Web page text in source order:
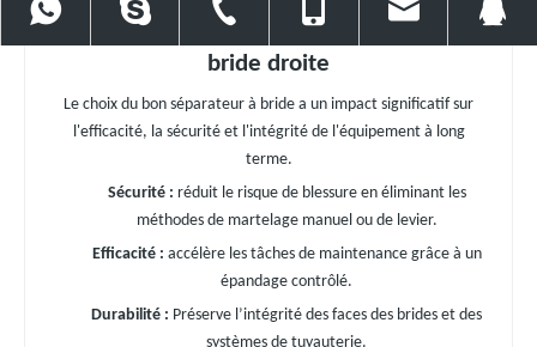
Avantages de l'utilisation du séparateur à
bride droite
Le choix du bon séparateur à bride a un impact significatif sur
l'efficacité, la sécurité et l'intégrité de l'équipement à long
terme.
Sécurité : réduit le risque de blessure en éliminant les
méthodes de martelage manuel ou de levier.
Efficacité : accélère les tâches de maintenance grâce à un
épandage contrôlé.
Durabilité : Préserve l’intégrité des faces des brides et des
systèmes de tuyauterie.
+86 1591853455086 13971022778 86 13971022778